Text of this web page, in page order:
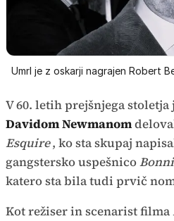
Umrl je z oskarji nagrajen Robert
V 60. letih prejšnjega stoletja
Davidom Newmanom
Esquire, ko sta skupaj
gangstersko uspešnico
katero sta bila tudi prvič
Kot režiser in scenarist filma